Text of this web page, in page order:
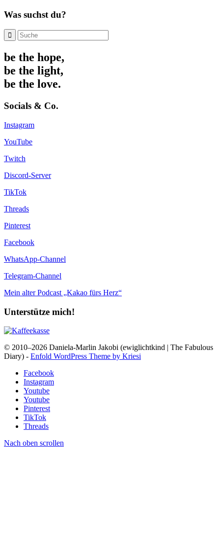
Was suchst du?
be the hope,
be the light,
be the love.
Socials & Co.
Instagram
YouTube
Twitch
Discord-Server
TikTok
Threads
Pinterest
Facebook
WhatsApp-Channel
Telegram-Channel
Mein alter Podcast „Kakao fürs Herz“
Unterstütze mich!
© 2010–2026 Daniela-Marlin Jakobi (ewiglichtkind | The Fabulous
Diary) - Enfold WordPress Theme by Kriesi
Facebook
Instagram
Youtube
Youtube
Pinterest
TikTok
Threads
Nach oben scrollen